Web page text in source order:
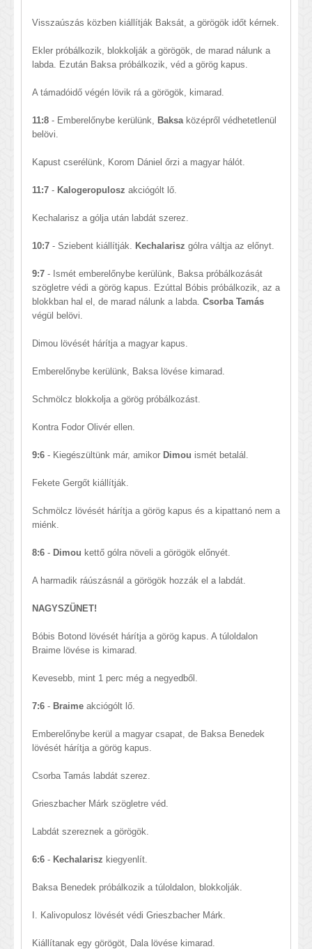
Visszaúszás közben kiállítják Baksát, a görögök időt kérnek.
Ekler próbálkozik, blokkolják a görögök, de marad nálunk a
labda. Ezután Baksa próbálkozik, véd a görög kapus.
A támadóidő végén lövik rá a görögök, kimarad.
11:8 - Emberelőnybe kerülünk, Baksa középről védhetetlenül
belövi.
Kapust cserélünk, Korom Dániel őrzi a magyar hálót.
11:7 - Kalogeropulosz akciógólt lő.
Kechalarisz a gólja után labdát szerez.
10:7 - Sziebent kiállítják. Kechalarisz gólra váltja az előnyt.
9:7 - Ismét emberelőnybe kerülünk, Baksa próbálkozását
szögletre védi a görög kapus. Ezúttal Bóbis próbálkozik, az a
blokkban hal el, de marad nálunk a labda. Csorba Tamás
végül belövi.
Dimou lövését hárítja a magyar kapus.
Emberelőnybe kerülünk, Baksa lövése kimarad.
Schmölcz blokkolja a görög próbálkozást.
Kontra Fodor Olivér ellen.
9:6 - Kiegészültünk már, amikor Dimou ismét betalál.
Fekete Gergőt kiállítják.
Schmölcz lövését hárítja a görög kapus és a kipattanó nem a
miénk.
8:6 - Dimou kettő gólra növeli a görögök előnyét.
A harmadik ráúszásnál a görögök hozzák el a labdát.
NAGYSZÜNET!
Bóbis Botond lövését hárítja a görög kapus. A túloldalon
Braime lövése is kimarad.
Kevesebb, mint 1 perc még a negyedből.
7:6 - Braime akciógólt lő.
Emberelőnybe kerül a magyar csapat, de Baksa Benedek
lövését hárítja a görög kapus.
Csorba Tamás labdát szerez.
Grieszbacher Márk szögletre véd.
Labdát szereznek a görögök.
6:6 - Kechalarisz kiegyenlít.
Baksa Benedek próbálkozik a túloldalon, blokkolják.
I. Kalivopulosz lövését védi Grieszbacher Márk.
Kiállítanak egy görögöt, Dala lövése kimarad.